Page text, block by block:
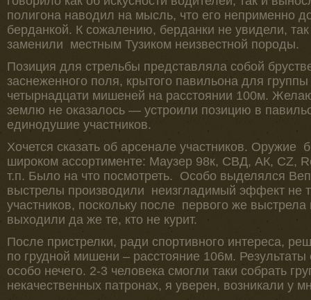
полигона наводил на мысль, что его неприменно
берданкой. К сожалению, берданки не увидели,
заменили местным Тузиком неизвестной породы.
Позиция для стрельбы представляла собой
заснеженного поля, крытого павильона для
четырнадцати мишеней на расстоянии 100м.
землю не оказалось — устроили позицию в
единодушие участников.
Хочется сказать об арсенале участников.
широком ассортименте: Маузер 98к, СВД, АК, CZ,
т.п. Было на что посмотреть. Особо выделялся
выстрелы производили неизгладимый эффект не
участников, поскольку после первого же выстрела
выходили да же те, кто не курит.
После пристрелки, ради спортивного интереса,
по грудной мишени – расстояние 106м. Результаты
особо нечего. 2-3 человека смогли таки собрать
некачественных патронах, я уверен, возникали у